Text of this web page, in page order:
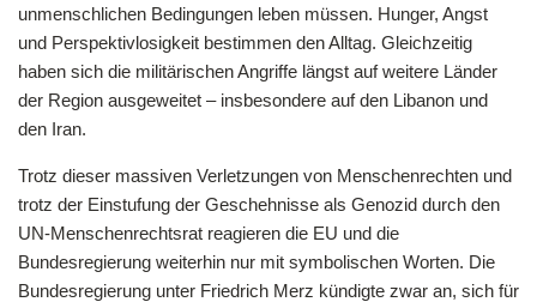
unmenschlichen Bedingungen leben müssen. Hunger, Angst
und Perspektivlosigkeit bestimmen den Alltag. Gleichzeitig
haben sich die militärischen Angriffe längst auf weitere Länder
der Region ausgeweitet – insbesondere auf den Libanon und
den Iran.
Trotz dieser massiven Verletzungen von Menschenrechten und
trotz der Einstufung der Geschehnisse als Genozid durch den
UN-Menschenrechtsrat reagieren die EU und die
Bundesregierung weiterhin nur mit symbolischen Worten. Die
Bundesregierung unter Friedrich Merz kündigte zwar an, sich für